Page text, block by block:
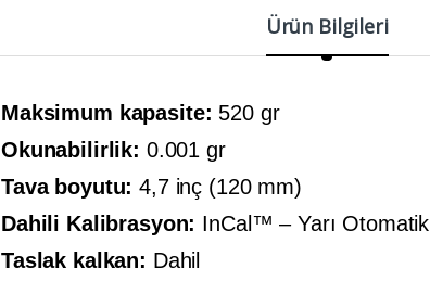
Ürün Bilgileri
Maksimum kapasite: 520 gr
Okunabilirlik: 0.001 gr
Tava boyutu: 4,7 inç (120 mm)
Dahili Kalibrasyon: InCal™ – Yarı Otomatik
Taslak kalkan: Dahil